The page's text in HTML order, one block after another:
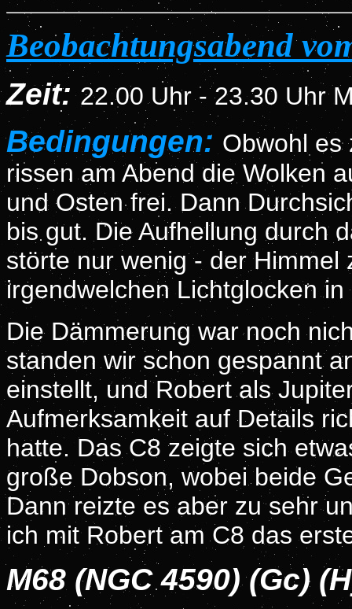
Beobachtungsabend
Zeit: 22.00 Uhr - 23.30 Uhr
Bedingungen: Obwohl es
rissen am Abend die Wolken
und Osten frei. Dann
bis gut. Die Aufhellung durch
störte nur wenig - der Himmel
irgendwelchen Lichtglocken
Die Dämmerung war noch
standen wir schon gespannt
einstellt, und Robert als
Aufmerksamkeit auf Details
hatte. Das C8 zeigte sich
große Dobson, wobei beide
Dann reizte es aber zu sehr
ich mit Robert am C8 das
M68 (NGC 4590) (Gc)